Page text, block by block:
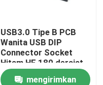
USB3.0 Tipe B PCB
Wanita USB DIP
Connector Socket
Hitam HF 180 derajat
Bentuk T
mengirimkan